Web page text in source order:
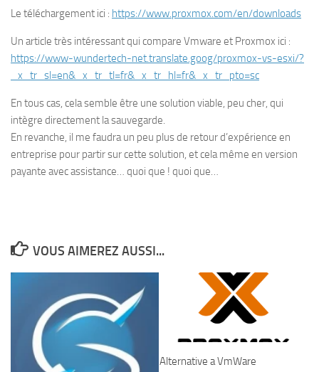
Le téléchargement ici : https://www.proxmox.com/en/downloads
Un article très intéressant qui compare Vmware et Proxmox ici :
https://www-wundertech-net.translate.goog/proxmox-vs-esxi/?
_x_tr_sl=en&_x_tr_tl=fr&_x_tr_hl=fr&_x_tr_pto=sc
En tous cas, cela semble être une solution viable, peu cher, qui
intègre directement la sauvegarde.
En revanche, il me faudra un peu plus de retour d’expérience en
entreprise pour partir sur cette solution, et cela même en version
payante avec assistance… quoi que ! quoi que…
VOUS AIMEREZ AUSSI...
Alternative a VmWare